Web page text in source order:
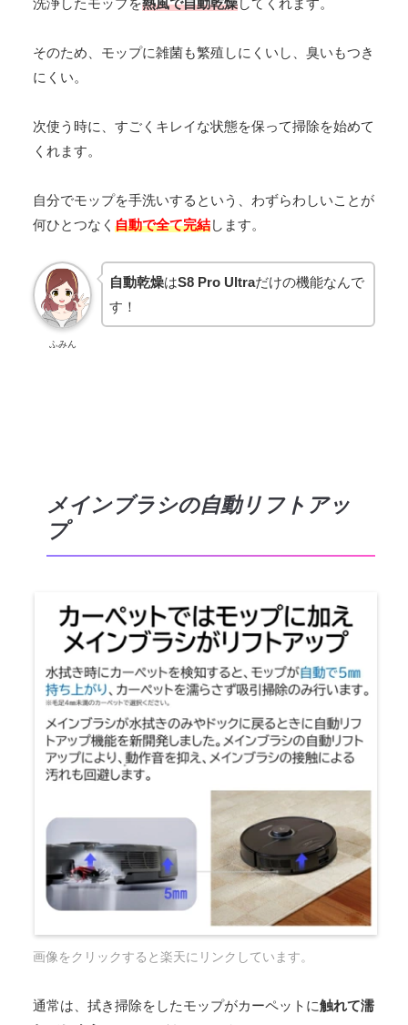
洗浄したモップを熱風で自動乾燥してくれます。
そのため、モップに雑菌も繁殖しにくいし、臭いもつき
にくい。
次使う時に、すごくキレイな状態を保って掃除を始めて
くれます。
自分でモップを手洗いするという、わずらわしいことが
何ひとつなく 自動で全て完結します。
ふみん
自動乾燥はS8 Pro Ultraだけの機能なんで
す！
メインブラシの自動リフトアッ
プ
画像をクリックすると楽天にリンクしています。
通常は、拭き掃除をしたモップがカーペットに触れて濡